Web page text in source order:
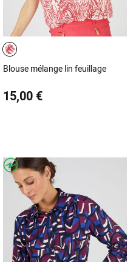
Blouse mélange lin feuillage
15,00 €